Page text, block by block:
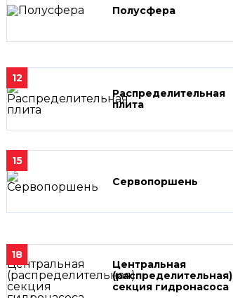
Полусфера
12
Распределительная
плита
15
Сервопоршень
18
Центральная
(распределительная)
секция гидронасоса